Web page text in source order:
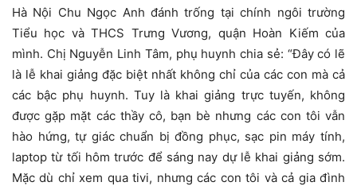
Hà Nội Chu Ngọc Anh đánh trống tại chính ngôi trường
Tiểu học và THCS Trưng Vương, quận Hoàn Kiếm của
mình. Chị Nguyễn Linh Tâm, phụ huynh chia sẻ: “Đây có lẽ
là lễ khai giảng đặc biệt nhất không chỉ của các con mà cả
các bậc phụ huynh. Tuy là khai giảng trực tuyến, không
được gặp mặt các thầy cô, bạn bè nhưng các con tôi vẫn
hào hứng, tự giác chuẩn bị đồng phục, sạc pin máy tính,
laptop từ tối hôm trước để sáng nay dự lễ khai giảng sớm.
Mặc dù chỉ xem qua tivi, nhưng các con tôi và cả gia đình